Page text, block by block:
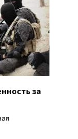
за